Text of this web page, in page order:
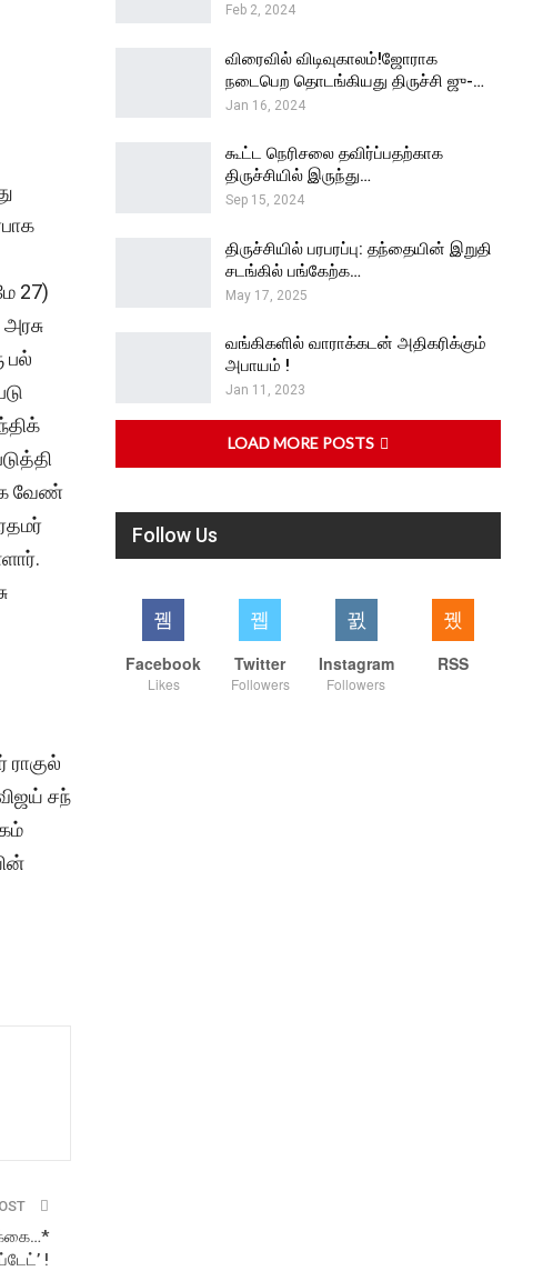
27)
பல்​
வேண்​
சந்​
!
Feb 2, 2024
விரைவில் விடிவுகாலம்!ஜோராக
நடைபெற தொடங்கியது திருச்சி ஜு-…
Jan 16, 2024
கூட்ட நெரிசலை தவிர்ப்பதற்காக
திருச்சியில் இருந்து…
Sep 15, 2024
திருச்சியில் பரபரப்பு: தந்தையின் இறுதி
சடங்கில் பங்கேற்க…
May 17, 2025
வங்கிகளில் வாராக்கடன் அதிகரிக்கும்
அபாயம் !
Jan 11, 2023
LOAD MORE POSTS
Follow Us
Facebook
Likes
Twitter
Followers
Instagram
Followers
RSS